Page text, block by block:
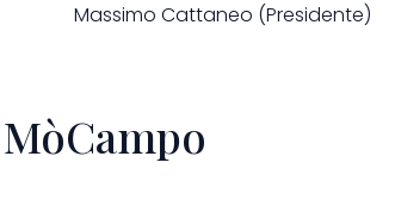
Massimo Cattaneo (Presidente)